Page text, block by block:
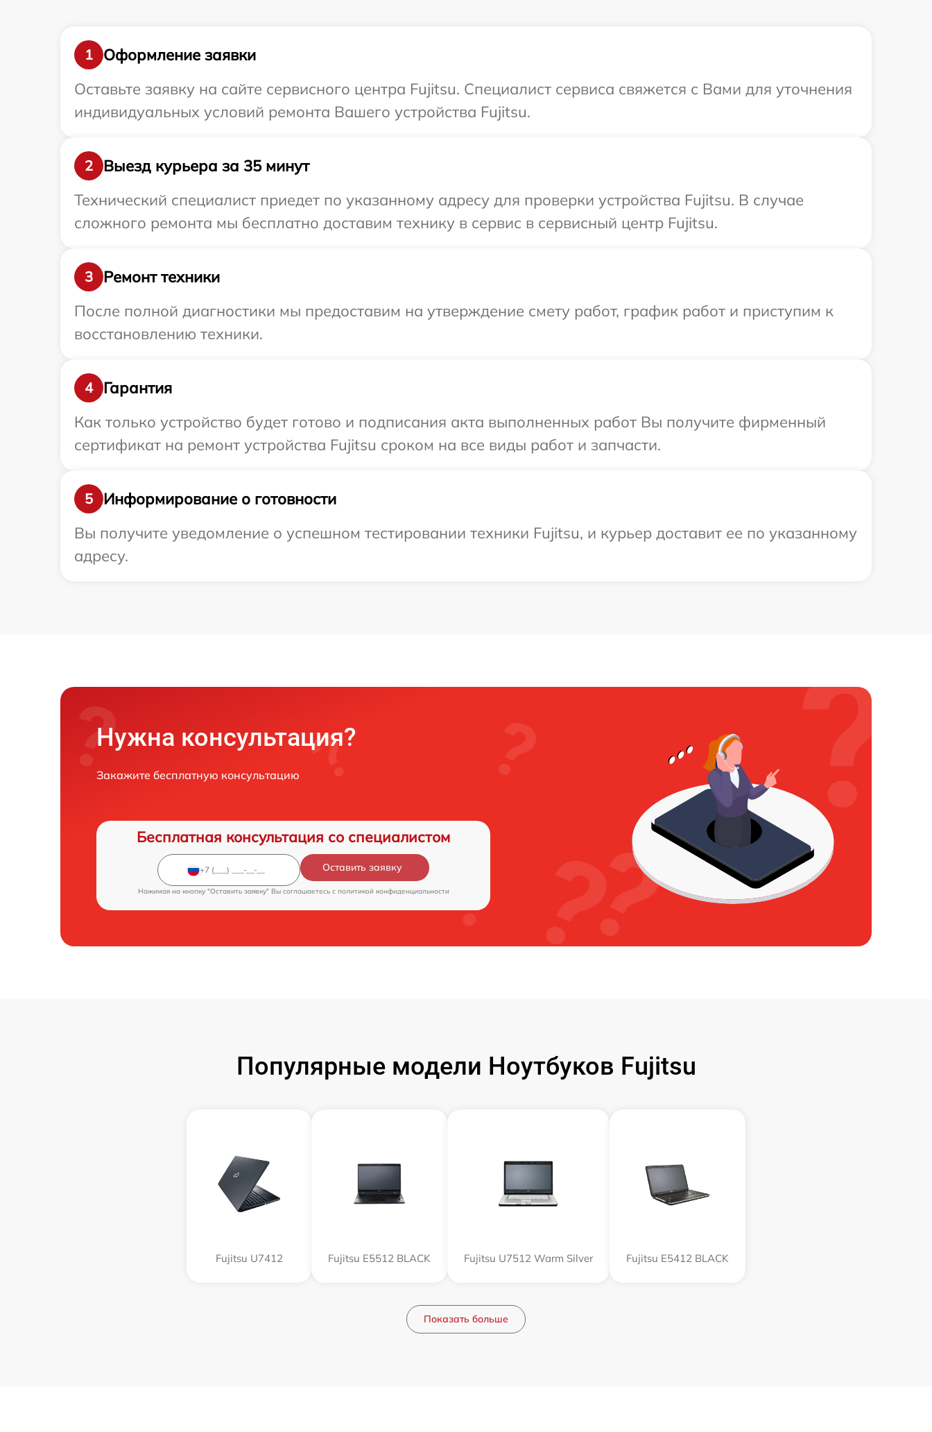
1
Оформление заявки
Оставьте заявку на сайте сервисного центра Fujitsu. Специалист сервиса свяжется с Вами для уточнения
индивидуальных условий ремонта Вашего устройства Fujitsu.
2
Выезд курьера за 35 минут
Технический специалист приедет по указанному адресу для проверки устройства Fujitsu. В случае
сложного ремонта мы бесплатно доставим технику в сервис в сервисный центр Fujitsu.
3
Ремонт техники
После полной диагностики мы предоставим на утверждение смету работ, график работ и приступим к
восстановлению техники.
4
Гарантия
Как только устройство будет готово и подписания акта выполненных работ Вы получите фирменный
сертификат на ремонт устройства Fujitsu сроком на все виды работ и запчасти.
5
Информирование о готовности
Вы получите уведомление о успешном тестировании техники Fujitsu, и курьер доставит ее по указанному
адресу.
Нужна консультация?
Закажите бесплатную консультацию
Бесплатная консультация со специалистом
Оставить заявку
Нажимая на кнопку "Оставить заявку" Вы соглашаетесь c политикой конфиденциальности
Популярные модели Ноутбуков Fujitsu
Fujitsu U7412 Fujitsu E5512 BLACK Fujitsu U7512 Warm Silver Fujitsu E5412 BLACK
Показать больше